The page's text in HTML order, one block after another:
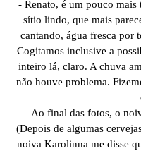
- Renato, é um pouco
sítio lindo, que mais
cantando, água fresca por
Cogitamos inclusive a
inteiro lá, claro. A chuva
não houve problema.
Ao final das fotos, o
(Depois de algumas
noiva Karolinna me disse